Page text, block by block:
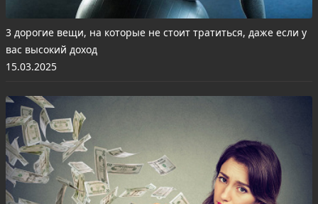
3 дорогие вещи, на которые не стоит тратиться, даже если у
вас высокий доход
15.03.2025